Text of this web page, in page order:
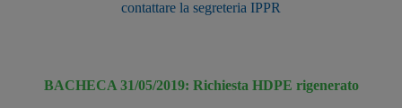
contattare la segreteria IPPR
BACHECA 31/05/2019: Richiesta HDPE rigenerato